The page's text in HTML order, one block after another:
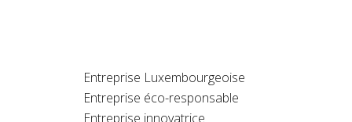
Entreprise Luxembourgeoise
Entreprise éco-responsable
Entreprise innovatrice